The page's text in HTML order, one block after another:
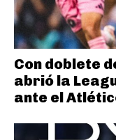
Con doblete
abrió la
ante el